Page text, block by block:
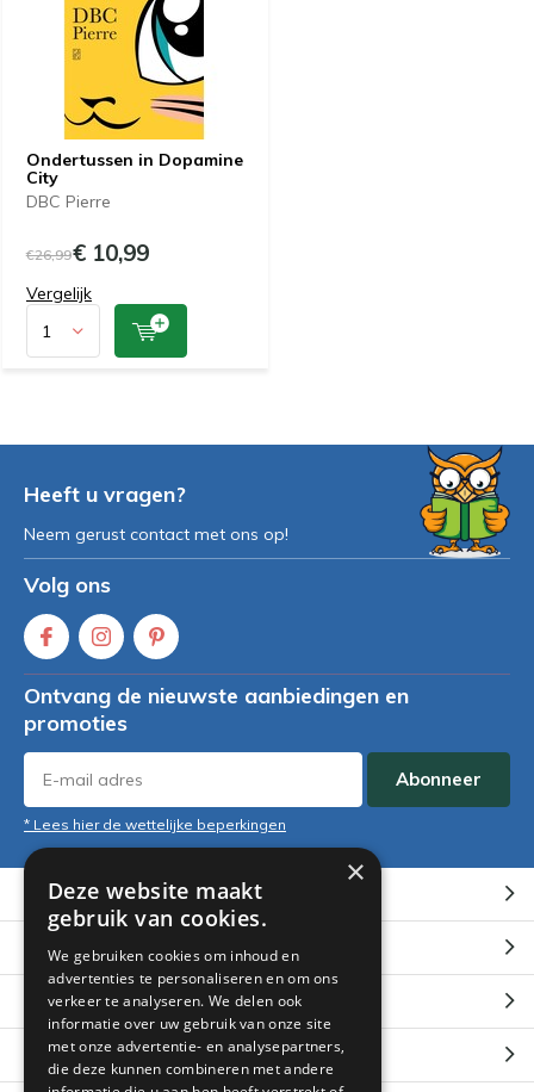
Ondertussen in Dopamine
City
DBC Pierre
€26,99€ 10,99
Vergelijk
Heeft u vragen?
Neem gerust contact met ons op!
Volg ons
Ontvang de nieuwste aanbiedingen en
promoties
Abonneer
* Lees hier de wettelijke beperkingen
Klantenservice
Mijn account
Categorieën
Contact
×
Deze website maakt
gebruik van cookies.
We gebruiken cookies om inhoud en
advertenties te personaliseren en om ons
verkeer te analyseren. We delen ook
informatie over uw gebruik van onze site
met onze advertentie- en analysepartners,
die deze kunnen combineren met andere